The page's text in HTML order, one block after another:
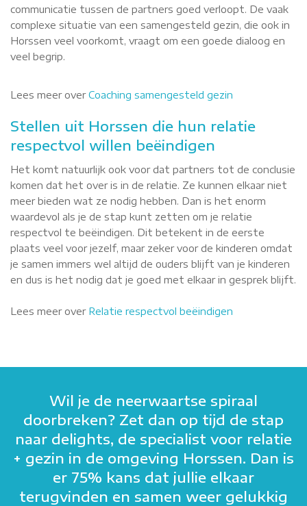
communicatie tussen de partners goed verloopt. De vaak
complexe situatie van een samengesteld gezin, die ook in
Horssen veel voorkomt, vraagt om een goede dialoog en
veel begrip.
Lees meer overCoaching samengesteld gezin
Stellen uit Horssen die hun relatie
respectvol willen beëindigen
Het komt natuurlijk ook voor dat partners tot de conclusie
komen dat het over is in de relatie. Ze kunnen elkaar niet
meer bieden wat ze nodig hebben. Dan is het enorm
waardevol als je de stap kunt zetten om je relatie
respectvol te beëindigen. Dit betekent in de eerste
plaats veel voor jezelf, maar zeker voor de kinderen omdat
je samen immers wel altijd de ouders blijft van je kinderen
en dus is het nodig dat je goed met elkaar in gesprek blijft.
Lees meer over Relatie respectvol beëindigen
Wil je de neerwaartse spiraal
doorbreken? Zet dan op tijd de stap
naar delights, de specialist voor relatie
+ gezin in de omgeving Horssen. Dan is
er 75% kans dat jullie elkaar
terugvinden en samen weer gelukkig